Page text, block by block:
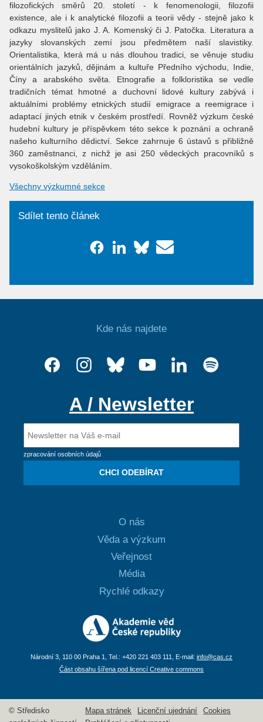
filozofických směrů 20. století - k fenomenologii, filozofii
existence, ale i k analytické filozofii a teorii vědy - stejně jako k
odkazu myslitelů jako J. A. Komenský či J. Patočka. Literatura a
jazyky slovanských zemí jsou předmětem naší slavistiky.
Orientalistika, která má u nás dlouhou tradici, se věnuje studiu
orientálních jazyků, dějinám a kultuře Předního východu, Indie,
Číny a arabského světa. Etnografie a folkloristika se vedle
tradičních témat hmotné a duchovní lidové kultury zabývá i
aktuálními problémy etnických studií emigrace a reemigrace i
adaptací jiných etnik v českém prostředí. Rovněž výzkum české
hudební kultury je příspěvkem této sekce k poznání a ochraně
našeho kulturního dědictví. Sekce zahrnuje 6 ústavů s přibližně
360 zaměstnanci, z nichž je asi 250 vědeckých pracovníků s
vysokoškolským vzděláním.
Všechny výzkumné sekce
Sdílet tento článek
Kde nás najdete
A / Newsletter
zpracování osobních údajů
CHCI ODEBÍRAT
O nás
Věda a výzkum
Veřejnost
Média
Rychlé odkazy
Národní 3, 110 00 Praha 1, Tel.: +420 221 403 111, E-mail: info@cas.cz
Část obsahu šířena pod licencí Creative commons
© Středisko
Mapa stránek Licenční ujednání
Cookies